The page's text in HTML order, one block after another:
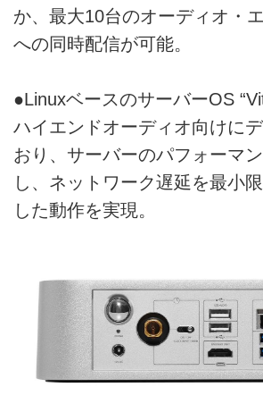
か、最大10台のオーディオ・
への同時配信が可能。
●LinuxベースのサーバーOS
ハイエンドオーディオ向けに
おり、サーバーのパフォーマ
し、ネットワーク遅延を最小
した動作を実現。